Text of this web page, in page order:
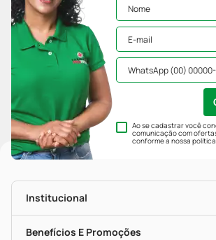
Ao se cadastrar você
comunicação com
conforme a nossa
Institucional
Nossas Lojas
Benefícios E Promoções